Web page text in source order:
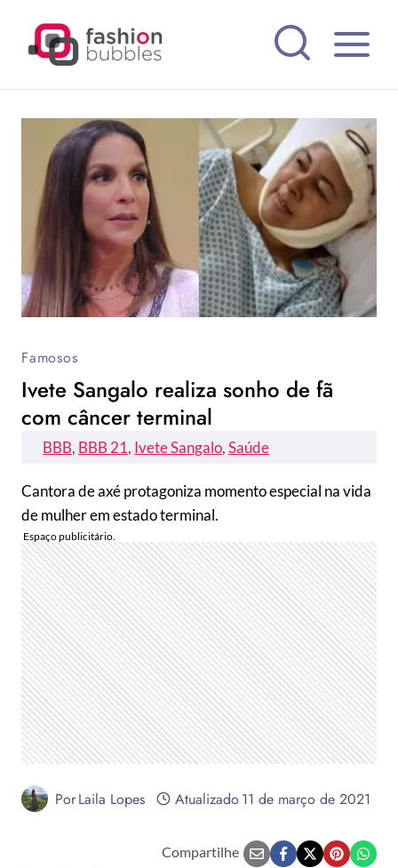
Famosos
Ivete Sangalo realiza sonho de fã
com câncer terminal
BBB, BBB 21, Ivete Sangalo, Saúde
Cantora de axé protagoniza momento especial na vida
de mulher em estado terminal.
PorLaila Lopes Atualizado11 de março de 2021
Compartilhe